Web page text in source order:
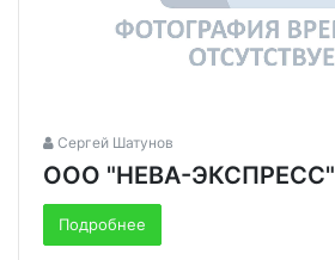
Сергей Шатунов
ООО "НЕВА-ЭКСПРЕСС"
Подробнее